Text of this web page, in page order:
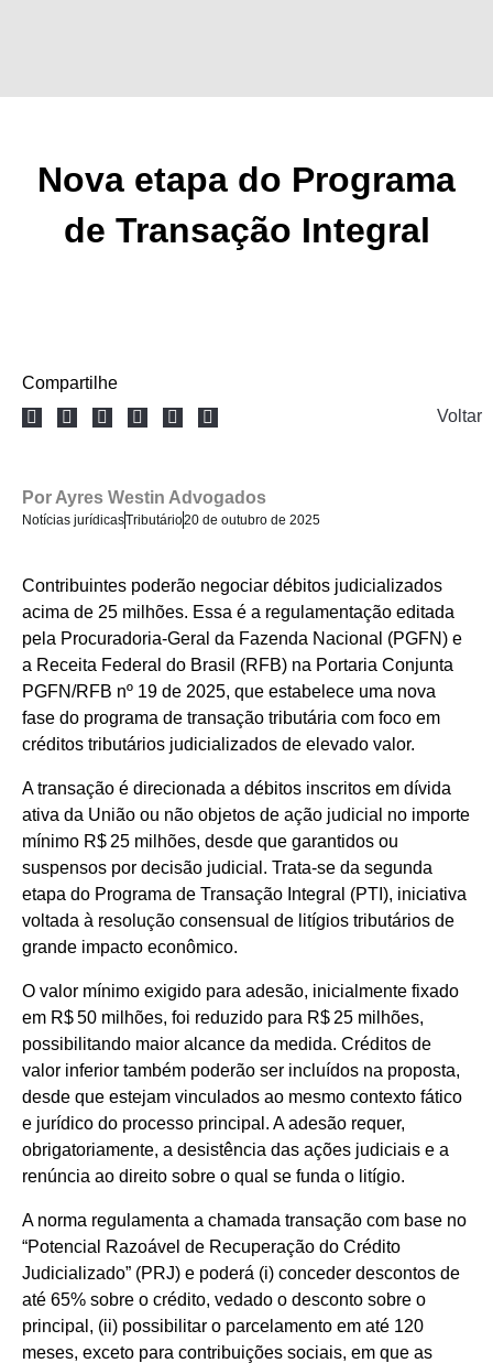
Nova etapa do Programa
de Transação Integral
Compartilhe
Voltar
Por Ayres Westin Advogados
Notícias jurídicasTributário20 de outubro de 2025
Contribuintes poderão negociar débitos judicializados
acima de 25 milhões. Essa é a regulamentação editada
pela Procuradoria-Geral da Fazenda Nacional (PGFN) e
a Receita Federal do Brasil (RFB) na Portaria Conjunta
PGFN/RFB nº 19 de 2025, que estabelece uma nova
fase do programa de transação tributária com foco em
créditos tributários judicializados de elevado valor.
A transação é direcionada a débitos inscritos em dívida
ativa da União ou não objetos de ação judicial no importe
mínimo R$ 25 milhões, desde que garantidos ou
suspensos por decisão judicial. Trata-se da segunda
etapa do Programa de Transação Integral (PTI), iniciativa
voltada à resolução consensual de litígios tributários de
grande impacto econômico.
O valor mínimo exigido para adesão, inicialmente fixado
em R$ 50 milhões, foi reduzido para R$ 25 milhões,
possibilitando maior alcance da medida. Créditos de
valor inferior também poderão ser incluídos na proposta,
desde que estejam vinculados ao mesmo contexto fático
e jurídico do processo principal. A adesão requer,
obrigatoriamente, a desistência das ações judiciais e a
renúncia ao direito sobre o qual se funda o litígio.
A norma regulamenta a chamada transação com base no
“Potencial Razoável de Recuperação do Crédito
Judicializado” (PRJ) e poderá (i) conceder descontos de
até 65% sobre o crédito, vedado o desconto sobre o
principal, (ii) possibilitar o parcelamento em até 120
meses, exceto para contribuições sociais, em que as